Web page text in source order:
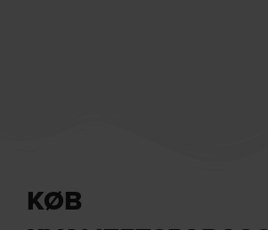
KØB